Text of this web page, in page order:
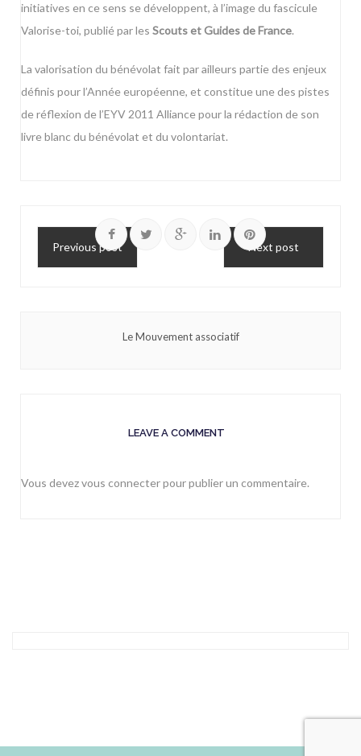
initiatives en ce sens se développent, à l’image du fascicule
Valorise-toi, publié par les Scouts et Guides de France.
La valorisation du bénévolat fait par ailleurs partie des enjeux
définis pour l’Année européenne, et constitue une des pistes
de réflexion de l’EYV 2011 Alliance pour la rédaction de son
livre blanc du bénévolat et du volontariat.
Previous post Next post
Le Mouvement associatif
LEAVE A COMMENT
Vous devezvous connecterpour publier un commentaire.